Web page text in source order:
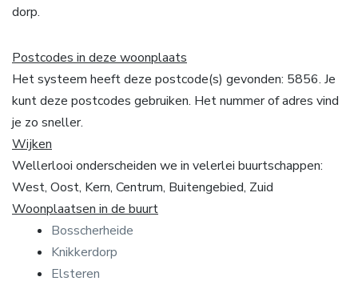
dorp.
Postcodes in deze woonplaats
Het systeem heeft deze postcode(s) gevonden: 5856. Je
kunt deze postcodes gebruiken. Het nummer of adres vind
je zo sneller.
Wijken
Wellerlooi onderscheiden we in velerlei buurtschappen:
West, Oost, Kern, Centrum, Buitengebied, Zuid
Woonplaatsen in de buurt
Bosscherheide
Knikkerdorp
Elsteren